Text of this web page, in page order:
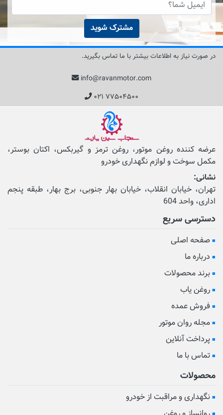
مشترک شوید
در صورت نیاز به اطلاعات بیشتر با ما تماس بگیرید.
info@ravanmotor.com
۰۲۱ ۷۷۵۰۴۵۰۰
عرضه کننده روغن موتور، روغن ترمز و گیربکس، اکتان بوستر،
مکمل‌ سوخت و لوازم نگهداری خودرو
نشانی:
تهران، خیابان انقلاب، خیابان بهار جنوبی، برج بهار، طبقه پنجم
اداری، واحد 604
دسترسی سریع
صفحه اصلی
درباره ما
برند محصولات
روغن یاب
فروش عمده
مجله روان موتور
پرداخت آنلاین
تماس با ما
محصولات
نگهداری و مراقبت از خودرو